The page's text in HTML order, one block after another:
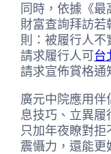
同時，依據《
財富查詢拜訪
則：被履行人不
請求履行人可台
請求宣佈賞格通
廣元中院應用伴
息技巧、立異履
只加年夜瞭對
震懾力，還能更